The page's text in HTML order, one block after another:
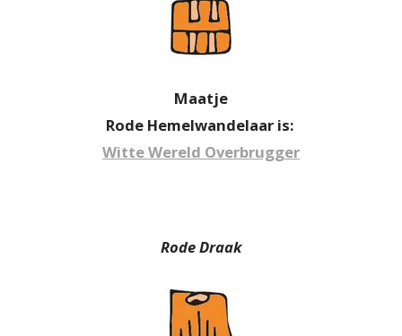
Maatje
Rode Hemelwandelaar is:
Witte Wereld Overbrugger
Rode Draak